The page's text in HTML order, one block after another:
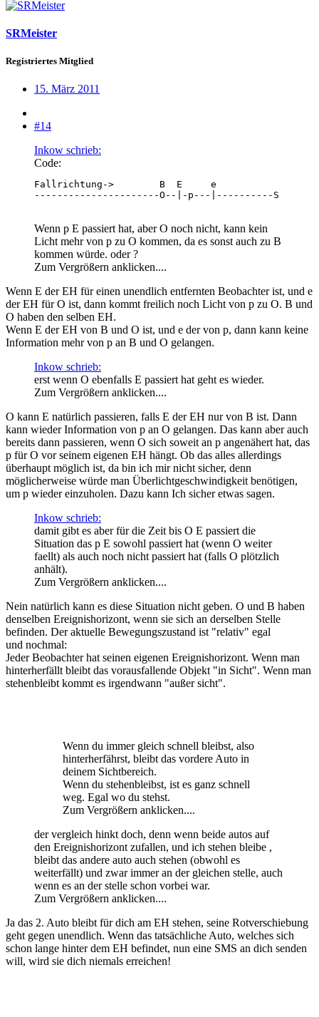
SRMeister
Registriertes Mitglied
15. März 2011
#14
Inkow schrieb:
Code:
Fallrichtung->        B  E     e
----------------------O--|-p---|----------S
Wenn p E passiert hat, aber O noch nicht, kann kein
Licht mehr von p zu O kommen, da es sonst auch zu B
kommen würde. oder ?
Zum Vergrößern anklicken....
Wenn E der EH für einen unendlich entfernten Beobachter ist, und e
der EH für O ist, dann kommt freilich noch Licht von p zu O. B und
O haben den selben EH.
Wenn E der EH von B und O ist, und e der von p, dann kann keine
Information mehr von p an B und O gelangen.
Inkow schrieb:
erst wenn O ebenfalls E passiert hat geht es wieder.
Zum Vergrößern anklicken....
O kann E natürlich passieren, falls E der EH nur von B ist. Dann
kann wieder Information von p an O gelangen. Das kann aber auch
bereits dann passieren, wenn O sich soweit an p angenähert hat, das
p für O vor seinem eigenen EH hängt. Ob das alles allerdings
überhaupt möglich ist, da bin ich mir nicht sicher, denn
möglicherweise würde man Überlichtgeschwindigkeit benötigen,
um p wieder einzuholen. Dazu kann Ich sicher etwas sagen.
Inkow schrieb:
damit gibt es aber für die Zeit bis O E passiert die
Situation das p E sowohl passiert hat (wenn O weiter
faellt) als auch noch nicht passiert hat (falls O plötzlich
anhält).
Zum Vergrößern anklicken....
Nein natürlich kann es diese Situation nicht geben. O und B haben
denselben Ereignishorizont, wenn sie sich an derselben Stelle
befinden. Der aktuelle Bewegungszustand ist "relativ" egal
und nochmal:
Jeder Beobachter hat seinen eigenen Ereignishorizont. Wenn man
hinterherfällt bleibt das vorausfallende Objekt "in Sicht". Wenn man
stehenbleibt kommt es irgendwann "außer sicht".
Wenn du immer gleich schnell bleibst, also
hinterherfährst, bleibt das vordere Auto in
deinem Sichtbereich.
Wenn du stehenbleibst, ist es ganz schnell
weg. Egal wo du stehst.
Zum Vergrößern anklicken....
der vergleich hinkt doch, denn wenn beide autos auf
den Ereignishorizont zufallen, und ich stehen bleibe ,
bleibt das andere auto auch stehen (obwohl es
weiterfällt) und zwar immer an der gleichen stelle, auch
wenn es an der stelle schon vorbei war.
Zum Vergrößern anklicken....
Ja das 2. Auto bleibt für dich am EH stehen, seine Rotverschiebung
geht gegen unendlich. Wenn das tatsächliche Auto, welches sich
schon lange hinter dem EH befindet, nun eine SMS an dich senden
will, wird sie dich niemals erreichen!